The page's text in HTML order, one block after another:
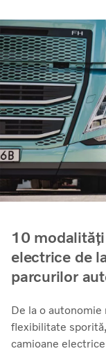
10
electrice de
parcurilor
De la o autonomie
flexibilitate
camioane